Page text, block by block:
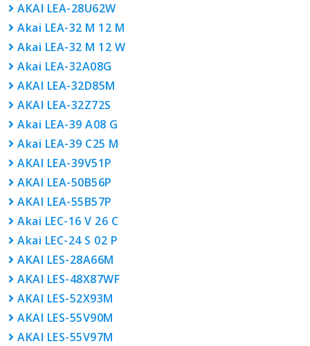
AKAI LEA-28U62W
Akai LEA-32 M 12 M
Akai LEA-32 M 12 W
Akai LEA-32A08G
AKAI LEA-32D85M
AKAI LEA-32Z72S
Akai LEA-39 A08 G
Akai LEA-39 С25 М
AKAI LEA-39V51P
AKAI LEA-50B56P
AKAI LEA-55B57P
Akai LEC-16 V 26 C
Akai LEC-24 S 02 P
AKAI LES-28A66M
AKAI LES-48X87WF
AKAI LES-52X93M
AKAI LES-55V90M
AKAI LES-55V97M